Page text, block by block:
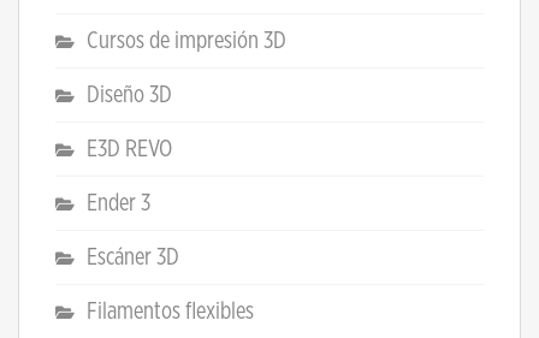
Cursos de impresión 3D
Diseño 3D
E3D REVO
Ender 3
Escáner 3D
Filamentos flexibles